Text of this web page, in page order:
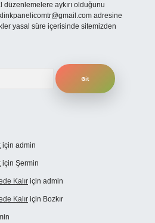
aykırı olduğunu
adresine
yasal süre içerisinde sitemizden
için admin
için Şermin
Kalır için admin
Kalır için Bozkır